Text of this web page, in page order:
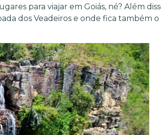
para viajar em Goiás, né? Além
dos Veadeiros e onde fica também o